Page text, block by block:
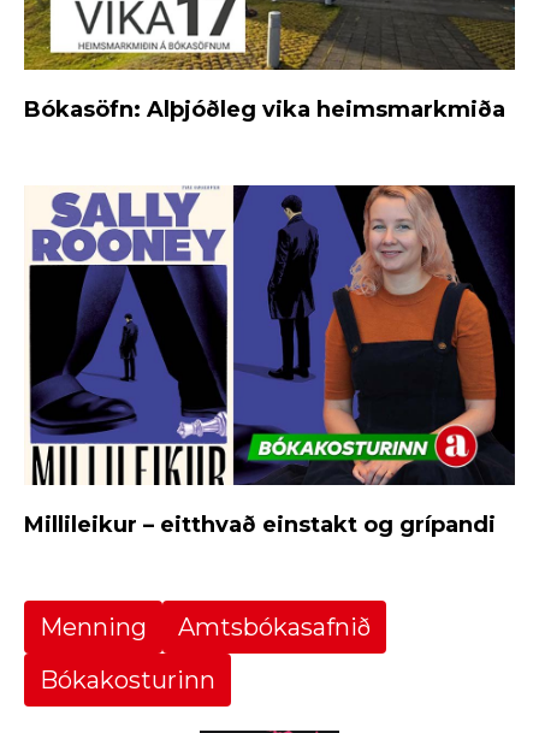
Bókasöfn: Alþjóðleg vika heimsmarkmiða
Millileikur – eitthvað einstakt og grípandi
Menning
Amtsbókasafnið
Bókakosturinn